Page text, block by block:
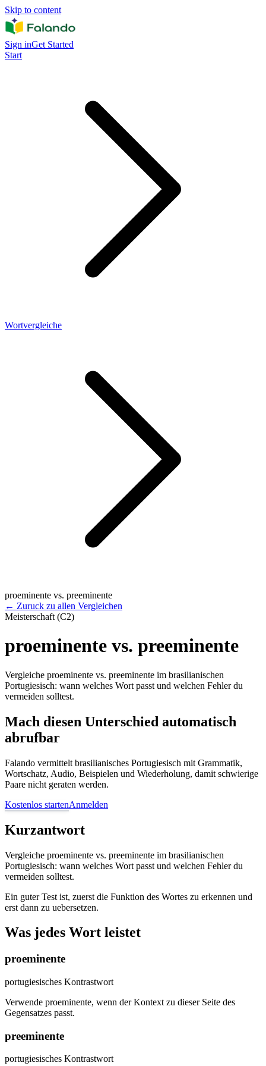
Skip to content
Sign inGet Started
Start
Wortvergleiche
proeminente vs. preeminente
← Zuruck zu allen Vergleichen
Meisterschaft (C2)
proeminente vs. preeminente
Vergleiche proeminente vs. preeminente im brasilianischen
Portugiesisch: wann welches Wort passt und welchen Fehler du
vermeiden solltest.
Mach diesen Unterschied automatisch
abrufbar
Falando vermittelt brasilianisches Portugiesisch mit Grammatik,
Wortschatz, Audio, Beispielen und Wiederholung, damit schwierige
Paare nicht geraten werden.
Kostenlos startenAnmelden
Kurzantwort
Vergleiche proeminente vs. preeminente im brasilianischen
Portugiesisch: wann welches Wort passt und welchen Fehler du
vermeiden solltest.
Ein guter Test ist, zuerst die Funktion des Wortes zu erkennen und
erst dann zu uebersetzen.
Was jedes Wort leistet
proeminente
portugiesisches Kontrastwort
Verwende proeminente, wenn der Kontext zu dieser Seite des
Gegensatzes passt.
preeminente
portugiesisches Kontrastwort